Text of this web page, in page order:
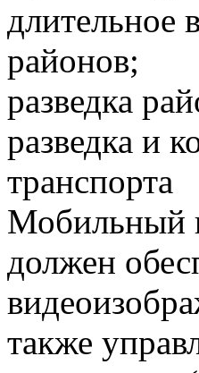
длительное
районов;
разведка
разведка и
транспорта
Мобильный
должен
также